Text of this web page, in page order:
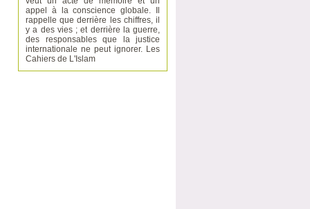
appel à la conscience globale. Il
rappelle que derrière les chiffres, il
y a des vies ; et derrière la guerre,
des responsables que la justice
internationale ne peut ignorer. Les
Cahiers de L'Islam